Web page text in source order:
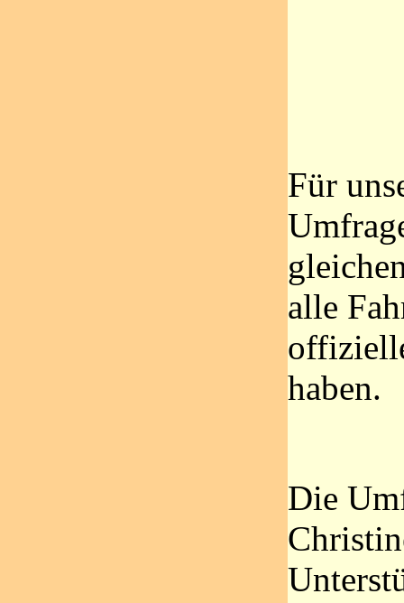
Für
alle
haben.
Die